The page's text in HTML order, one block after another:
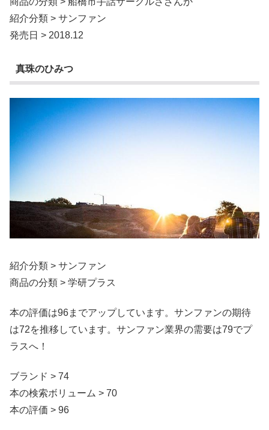
紹介分類 > サンファン
発売日 > 2018.12
真珠のひみつ
紹介分類 > サンファン
商品の分類 > 学研プラス
本の評価は96までアップしています。サンファンの期待
は72を推移しています。サンファン業界の需要は79でプ
ラスへ！
ブランド > 74
本の検索ボリューム > 70
本の評価 > 96